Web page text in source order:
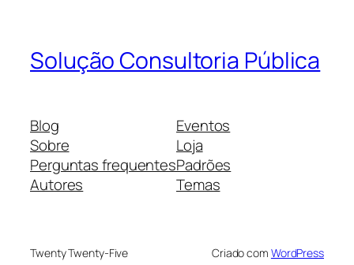
Solução Consultoria Pública
Blog
Sobre
Perguntas frequentes
Autores
Eventos
Loja
Padrões
Temas
Twenty Twenty-Five Criado com WordPress